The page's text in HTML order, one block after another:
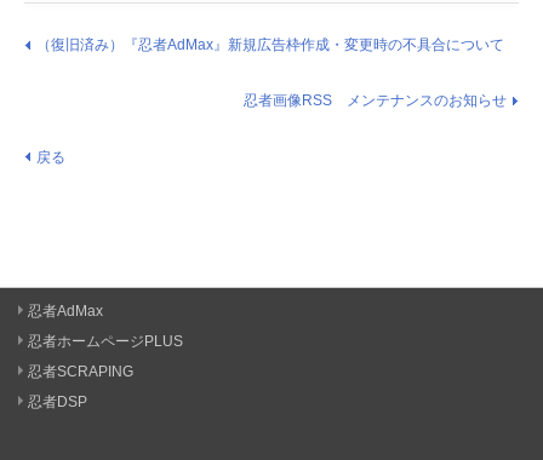
（復旧済み）『忍者AdMax』新規広告枠作成・変更時の不具合について
忍者画像RSS メンテナンスのお知らせ
戻る
忍者AdMax
忍者ホームページPLUS
忍者SCRAPING
忍者DSP